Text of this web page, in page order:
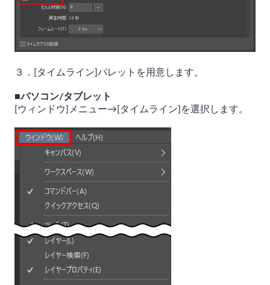
３．[タイムライン]パレットを用意します。
■パソコン/タブレット
[ウィンドウ]メニュー→[タイムライン]を選択します。